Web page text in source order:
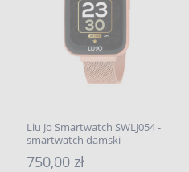
Liu Jo Smartwatch SWLJ054 -
smartwatch damski
750,00 zł